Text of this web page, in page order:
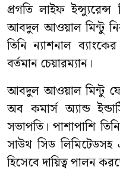
প্রগতি লাইফ ইন্স্যুরেন্স
আবদুল আওয়াল মিন্টু
তিনি ন্যাশনাল
বর্তমান চেয়ারম্যান।
আবদুল আওয়াল মিন্টু
অব কমার্স অ্যান্ড
সভাপতি। পাশাপাশি
সাউথ সিড লিমিটেডসহ
হিসেবে দায়িত্ব পালন